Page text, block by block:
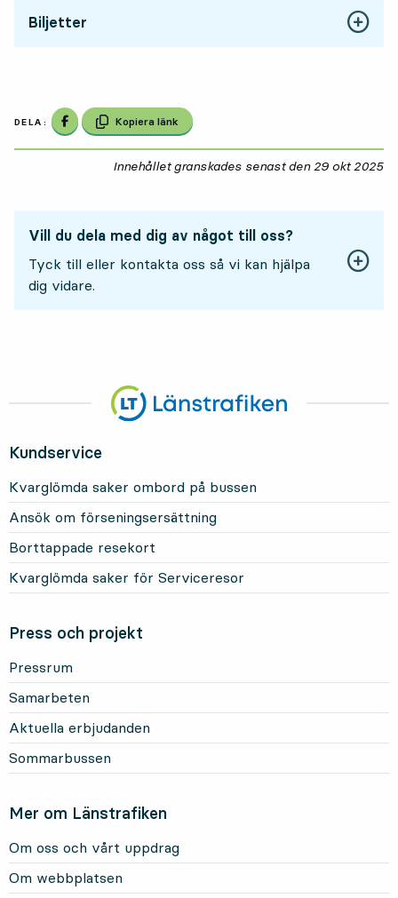
Biljetter
DELA: Dela på Facebook
Kopiera länk
Innehållet granskades senast den 29 okt 2025
Vill du dela med dig av något till oss?
Tyck till eller kontakta oss så vi kan hjälpa
dig vidare.
Kundservice
Kvarglömda saker ombord på bussen
Ansök om förseningsersättning
Borttappade resekort
Kvarglömda saker för Serviceresor
Press och projekt
Pressrum
Samarbeten
Aktuella erbjudanden
Sommarbussen
Mer om Länstrafiken
Om oss och vårt uppdrag
Om webbplatsen